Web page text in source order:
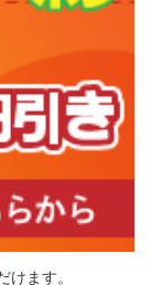
ます。